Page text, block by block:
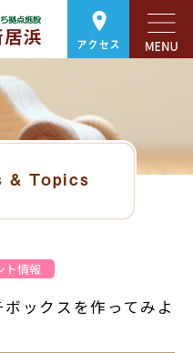
アクセス
& Topics
ト情報
ックスを作ってみよ